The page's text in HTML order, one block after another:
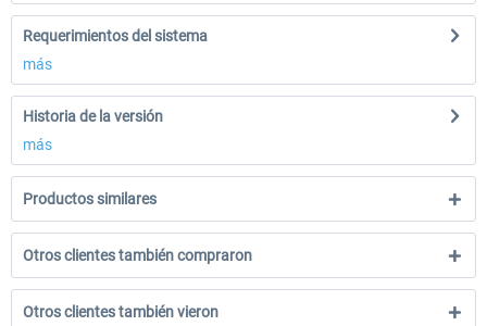
Requerimientos del sistema
más
Historia de la versión
más
Productos similares
Otros clientes también compraron
Otros clientes también vieron